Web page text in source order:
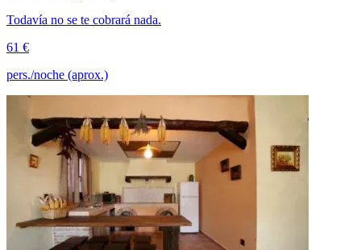
Todavía no se te cobrará nada.
61 €
pers./noche (aprox.)